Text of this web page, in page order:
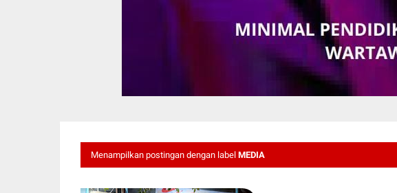
Menampilkan postingan dengan label MEDIA